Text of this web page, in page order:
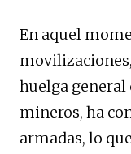
En aquel
huelga general
mineros, ha
armadas, lo